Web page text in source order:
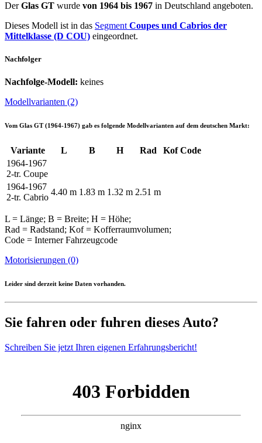
DerGlas GT wurde von 1964 bis 1967 in Deutschland angeboten.
Dieses Modell ist in das Segment Coupes und Cabrios der
Mittelklasse (D COU) eingeordnet.
Nachfolger
Nachfolge-Modell: keines
Modellvarianten (2)
Vom Glas GT (1964-1967) gab es folgende Modellvarianten auf dem deutschen Markt:
Variante L B H Rad Kof Code
1964-1967
2-tr. Coupe
1964-1967
2-tr. Cabrio
4.40 m 1.83 m 1.32 m 2.51 m
L = Länge; B = Breite; H = Höhe;
Rad = Radstand; Kof = Kofferraumvolumen;
Code = Interner Fahrzeugcode
Motorisierungen (0)
Leider sind derzeit keine Daten vorhanden.
Sie fahren oder fuhren dieses Auto?
Schreiben Sie jetzt Ihren eigenen Erfahrungsbericht!